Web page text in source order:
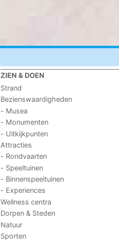
ZIEN & DOEN
Strand
Bezienswaardigheden
- Musea
- Monumenten
- Uitkijkpunten
Attracties
- Rondvaarten
- Speeltuinen
- Binnenspeeltuinen
- Experiences
Wellness centra
Dorpen & Steden
Natuur
Sporten